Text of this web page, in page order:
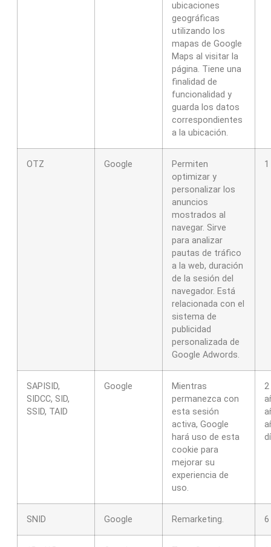
ubicaciones
geográficas
utilizando los
mapas de Google
Maps al visitar la
página. Tiene una
finalidad de
funcionalidad y
guarda los datos
correspondientes
a la ubicación.
OTZ Google
Permiten
optimizar y
personalizar los
anuncios
mostrados al
navegar. Sirve
para analizar
pautas de tráfico
a la web, duración
de la sesión del
navegador. Está
relacionada con el
sistema de
publicidad
personalizada de
Google Adwords.
SAPISID,
SIDCC, SID,
SSID, TAID
Google
Mientras
permanezca con
esta sesión
activa, Google
hará uso de esta
cookie para
mejorar su
experiencia de
uso.
2
SNID Google Remarketing. 6